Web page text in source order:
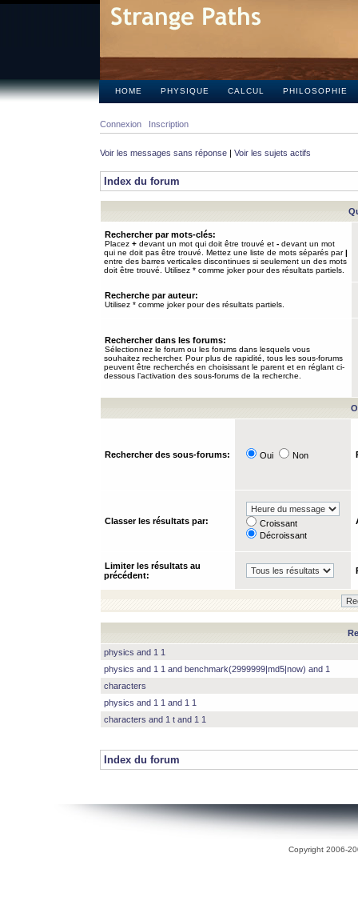
HOME PHYSIQUE CALCUL PHILOSOPHIE
Connexion Inscription
Voir les messages sans réponse | Voir les sujets actifs
Index du forum
Rechercher par mots-clés:
Placez + devant un mot qui doit être trouvé et - devant un mot
qui ne doit pas être trouvé. Mettez une liste de mots séparés par|
entre des barres verticales discontinues si seulement un des mots
doit être trouvé. Utilisez * comme joker pour des résultats partiels.
Recherche par auteur:
Utilisez * comme joker pour des résultats partiels.
Rechercher dans les forums:
Sélectionnez le forum ou les forums dans lesquels vous
souhaitez rechercher. Pour plus de rapidité, tous les sous-forums
peuvent être recherchés en choisissant le parent et en réglant ci-
dessous l’activation des sous-forums de la recherche.
Rechercher des sous-forums: Oui Non
Classer les résultats par:
Croissant
Décroissant
Limiter les résultats au
précédent:
physics and 1 1
physics and 1 1 and benchmark(2999999|md5|now) and 1
characters
physics and 1 1 and 1 1
characters and 1 t and 1 1
Index du forum
Copyright 2006-